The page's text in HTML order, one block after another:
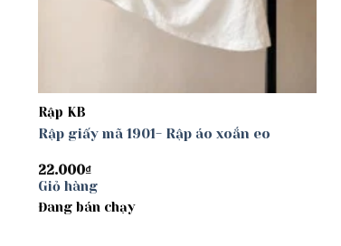
Rập KB
Rập giấy mã 1901- Rập áo xoắn eo
22.000₫
Giỏ hàng
Đang bán chạy